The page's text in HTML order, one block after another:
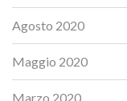
Agosto 2020
Maggio 2020
Marzo 2020